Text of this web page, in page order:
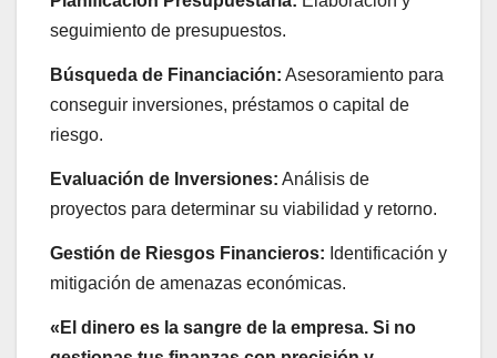
seguimiento de presupuestos.
Búsqueda de Financiación: Asesoramiento para
conseguir inversiones, préstamos o capital de
riesgo.
Evaluación de Inversiones: Análisis de
proyectos para determinar su viabilidad y retorno.
Gestión de Riesgos Financieros: Identificación y
mitigación de amenazas económicas.
«El dinero es la sangre de la empresa. Si no